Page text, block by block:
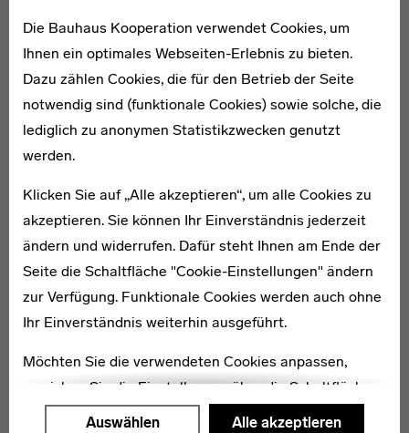
Die Bauhaus Kooperation verwendet Cookies, um
Ihnen ein optimales Webseiten-Erlebnis zu bieten.
Dazu zählen Cookies, die für den Betrieb der Seite
notwendig sind (funktionale Cookies) sowie solche, die
lediglich zu anonymen Statistikzwecken genutzt
werden.
Klicken Sie auf „Alle akzeptieren“, um alle Cookies zu
akzeptieren. Sie können Ihr Einverständnis jederzeit
ändern und widerrufen. Dafür steht Ihnen am Ende der
Seite die Schaltfläche "Cookie-Einstellungen" ändern
zur Verfügung. Funktionale Cookies werden auch ohne
Ihr Einverständnis weiterhin ausgeführt.
Möchten Sie die verwendeten Cookies anpassen,
erreichen Sie die Einstellungen über die Schaltfläche
"Auswählen".
Auswählen Alle akzeptieren
Herbert Engemann
* 1912
Ernst Hegel
* 1907
Menulinks
VERÖFFENTLICHUNGEN